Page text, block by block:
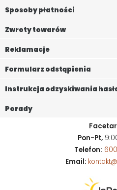
Sposoby płatności
Zwroty towarów
Reklamacje
Formularz odstąpienia
Instrukcja odzyskiwania
Porady
Pon-Pt,
Telefon:
Email: